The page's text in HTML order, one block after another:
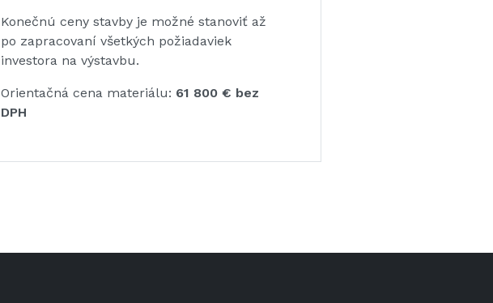
Konečnú ceny stavby je možné stanoviť až
po zapracovaní všetkých požiadaviek
investora na výstavbu.
Orientačná cena materiálu: 61 800 € bez
DPH